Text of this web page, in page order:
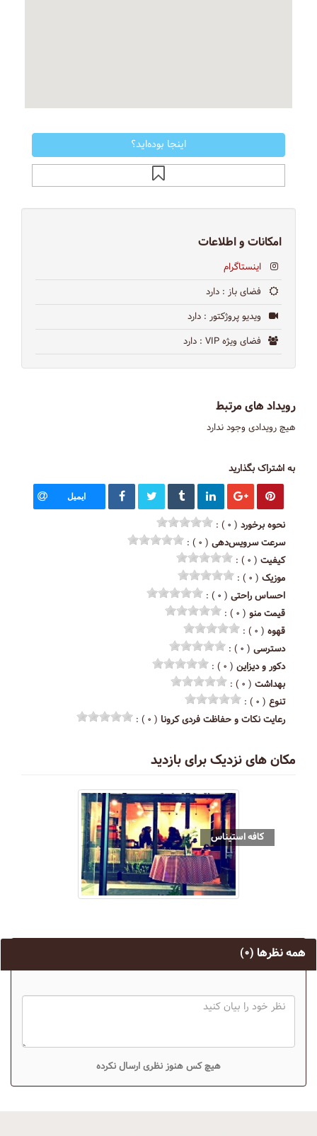
اینجا بوده‌اید؟
امکانات و اطلاعات
اینستاگرام
فضای باز : دارد
ویدیو پروژکتور : دارد
فضای ویژه VIP
: دارد
رویداد های مرتبط
هیچ رویدادی وجود ندارد
به اشتراک بگذارید
ایمیل
نحوه برخورد ( ۰ ) :
سرعت سرویس‌دهی ( ۰ ) :
کیفیت ( ۰ ) :
موزیک ( ۰ ) :
احساس راحتی ( ۰ ) :
قیمت منو ( ۰ ) :
قهوه ( ۰ ) :
دسترسی ( ۰ ) :
دکور و دیزاین ( ۰ ) :
بهداشت ( ۰ ) :
تنوع ( ۰ ) :
رعایت نکات و حفاظت فردی کرونا ( ۰ ) :
مکان های نزدیک برای بازدید
كافه استيناس
همه نظرها (۰)
هیچ کس هنوز نظری ارسال نکرده